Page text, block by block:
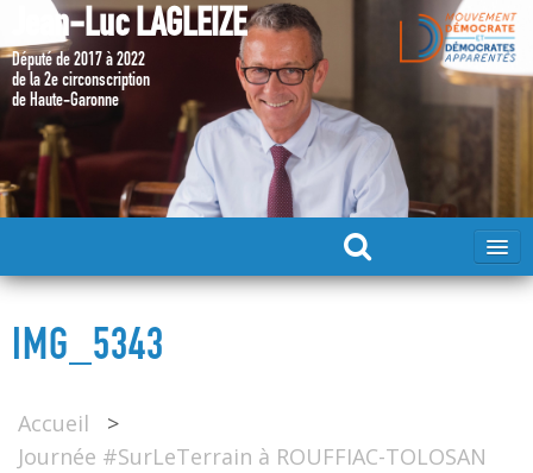
Jean-Luc LAGLEIZE
Député de 2017 à 2022
de la 2e circonscription
de Haute-Garonne
MA CANDIDATURE 2024
DÉPUTÉ 2017 – 2022
IMG_5343
Accueil
>
Journée #SurLeTerrain à ROUFFIAC-TOLOSAN